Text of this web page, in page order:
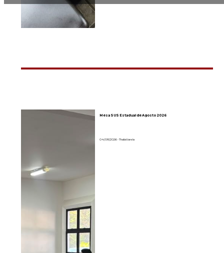
Mesa SUS Estadual de Agosto 2026
04/08/2026 - Thalia Varela